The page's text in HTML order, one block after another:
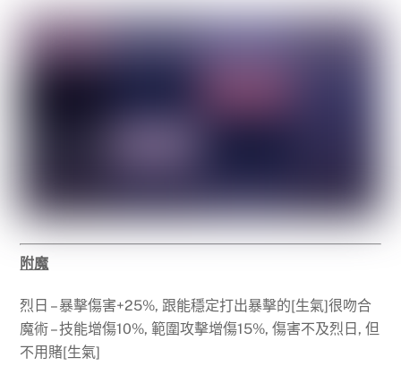
附魔
烈日 – 暴擊傷害+25%, 跟能穩定打出暴擊的[生氣]很吻合
魔術 – 技能增傷10%, 範圍攻擊增傷15%, 傷害不及烈日, 但
不用賭[生氣]